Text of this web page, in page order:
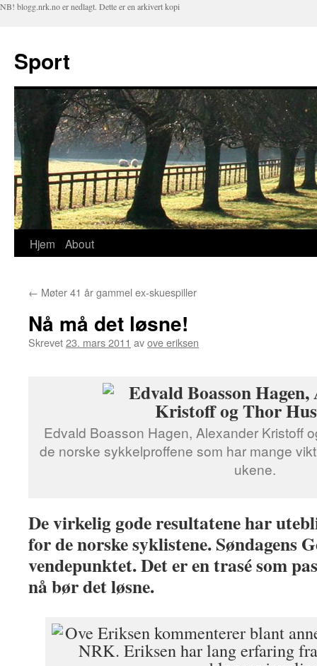
NB! blogg.nrk.no er nedlagt. Dette er en arkivert kopi
Sport
Hopp
innhold
Hjem About
← Møter 41 år gammel ex-skuespiller
Nå må det løsne!
Skrevet23. mars 2011 avove eriksen
Edvald Boasson Hagen, Alexander Kristoff
de norske sykkelproffene som har mange
ukene.
De virkelig gode resultatene har
for de norske syklistene. Søndagens
vendepunktet. Det er en trasé som
nå bør det løsne.